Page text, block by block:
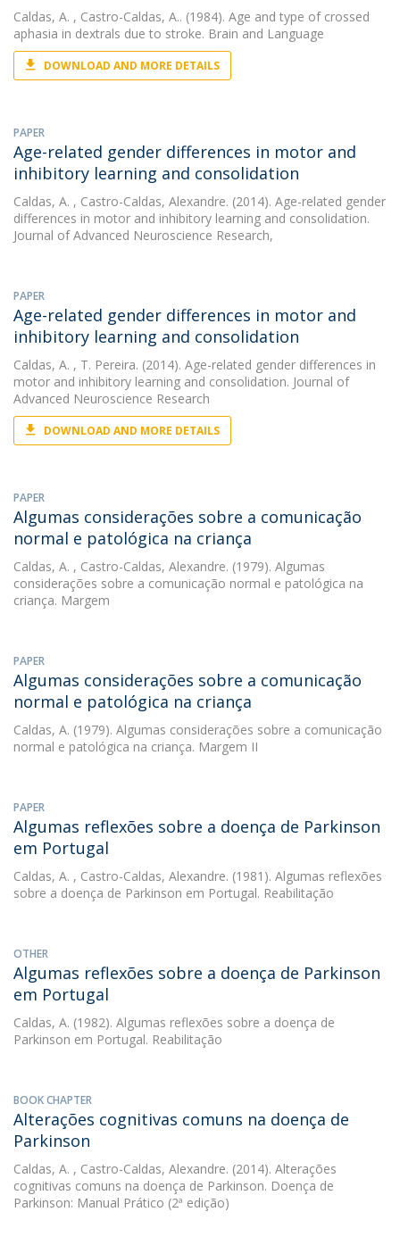
Caldas, A. , Castro-Caldas, A.. (1984). Age and type of crossed
aphasia in dextrals due to stroke. Brain and Language
DOWNLOAD AND MORE DETAILS
PAPER
Age-related gender differences in motor and
inhibitory learning and consolidation
Caldas, A. , Castro-Caldas, Alexandre. (2014). Age-related gender
differences in motor and inhibitory learning and consolidation.
Journal of Advanced Neuroscience Research,
PAPER
Age-related gender differences in motor and
inhibitory learning and consolidation
Caldas, A. , T. Pereira. (2014). Age-related gender differences in
motor and inhibitory learning and consolidation. Journal of
Advanced Neuroscience Research
DOWNLOAD AND MORE DETAILS
PAPER
Algumas considerações sobre a comunicação
normal e patológica na criança
Caldas, A. , Castro-Caldas, Alexandre. (1979). Algumas
considerações sobre a comunicação normal e patológica na
criança. Margem
PAPER
Algumas considerações sobre a comunicação
normal e patológica na criança
Caldas, A. (1979). Algumas considerações sobre a comunicação
normal e patológica na criança. Margem II
PAPER
Algumas reflexões sobre a doença de Parkinson
em Portugal
Caldas, A. , Castro-Caldas, Alexandre. (1981). Algumas reflexões
sobre a doença de Parkinson em Portugal. Reabilitação
OTHER
Algumas reflexões sobre a doença de Parkinson
em Portugal
Caldas, A. (1982). Algumas reflexões sobre a doença de
Parkinson em Portugal. Reabilitação
BOOK CHAPTER
Alterações cognitivas comuns na doença de
Parkinson
Caldas, A. , Castro-Caldas, Alexandre. (2014). Alterações
cognitivas comuns na doença de Parkinson. Doença de
Parkinson: Manual Prático (2ª edição)